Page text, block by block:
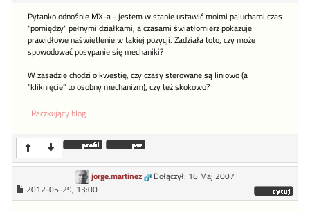
Pytanko odnośnie MX-a - jestem w stanie ustawić moimi paluchami czas
"pomiędzy" pełnymi działkami, a czasami światłomierz pokazuje
prawidłowe naświetlenie w takiej pozycji. Zadziała toto, czy może
spowodować posypanie się mechaniki?
W zasadzie chodzi o kwestię, czy czasy sterowane są liniowo (a
"kliknięcie" to osobny mechanizm), czy też skokowo?
Raczkujący blog
jorge.martinez
Dołączył: 16 Maj 2007
2012-05-29, 13:00